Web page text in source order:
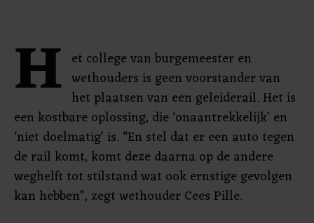
H et college van burgemeester en
wethouders is geen voorstander van
het plaatsen van een geleiderail. Het is
een kostbare oplossing, die ‘onaantrekkelijk’ en
‘niet doelmatig’ is. “En stel dat er een auto tegen
de rail komt, komt deze daarna op de andere
weghelft tot stilstand wat ook ernstige gevolgen
kan hebben”, zegt wethouder Cees Pille.